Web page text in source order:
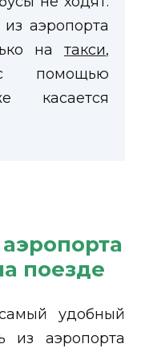
аэропорта
на такси,
поезде
удобный
из аэропорта